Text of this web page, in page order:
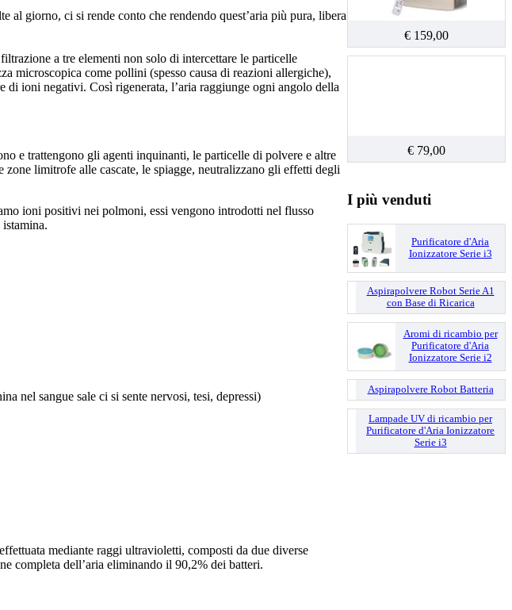
al giorno, ci si rende conto che rendendo quest’aria più pura, libera
a tre elementi non solo di intercettare le particelle
microscopica come pollini (spesso causa di reazioni allergiche),
di ioni negativi. Così rigenerata, l’aria raggiunge ogni angolo della
e trattengono gli agenti inquinanti, le particelle di polvere e altre
limitrofe alle cascate, le spiagge, neutralizzano gli effetti degli
ioni positivi nei polmoni, essi vengono introdotti nel flusso
nel sangue sale ci si sente nervosi, tesi, depressi)
mediante raggi ultravioletti, composti da due diverse
completa dell’aria eliminando il 90,2% dei batteri.
€ 159,00
€ 79,00
I più venduti
Purificatore d'Aria
Ionizzatore Serie i3
Aspirapolvere Robot Serie A1
con Base di Ricarica
Aromi di ricambio per
Purificatore d'Aria
Ionizzatore Serie i2
Aspirapolvere Robot Batteria
Lampade UV di ricambio per
Purificatore d'Aria Ionizzatore
Serie i3